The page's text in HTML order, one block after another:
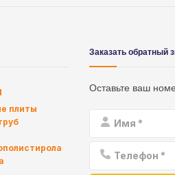
плиты
Заказать обратный
Оставьте ваш